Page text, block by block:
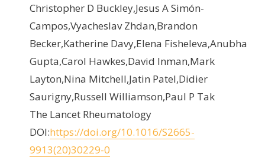
Christopher D Buckley,Jesus A Simón-
Campos,Vyacheslav Zhdan,Brandon
Becker,Katherine Davy,Elena Fisheleva,Anubha
Gupta,Carol Hawkes,David Inman,Mark
Layton,Nina Mitchell,Jatin Patel,Didier
Saurigny,Russell Williamson,Paul P Tak
The Lancet Rheumatology
DOI:https://doi.org/10.1016/S2665-
9913(20)30229-0